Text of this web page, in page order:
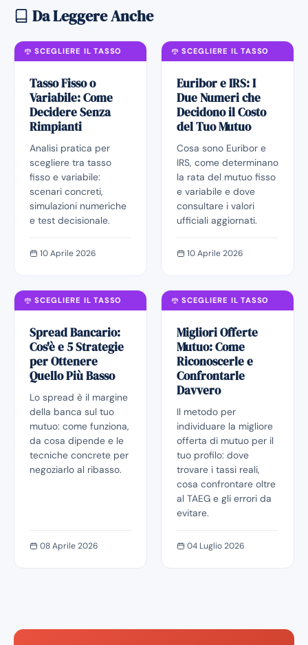
Da Leggere Anche
SCEGLIERE IL TASSO
Tasso Fisso o
Variabile: Come
Decidere Senza
Rimpianti
Analisi pratica per
scegliere tra tasso
fisso e variabile:
scenari concreti,
simulazioni numeriche
e test decisionale.
10 Aprile 2026
SCEGLIERE IL TASSO
Euribor e IRS: I
Due Numeri che
Decidono il Costo
del Tuo Mutuo
Cosa sono Euribor e
IRS, come determinano
la rata del mutuo fisso
e variabile e dove
consultare i valori
ufficiali aggiornati.
10 Aprile 2026
SCEGLIERE IL TASSO
Spread Bancario:
Cos'è e 5 Strategie
per Ottenere
Quello Più Basso
Lo spread è il margine
della banca sul tuo
mutuo: come funziona,
da cosa dipende e le
tecniche concrete per
negoziarlo al ribasso.
08 Aprile 2026
SCEGLIERE IL TASSO
Migliori Offerte
Mutuo: Come
Riconoscerle e
Confrontarle
Davvero
Il metodo per
individuare la migliore
offerta di mutuo per il
tuo profilo: dove
trovare i tassi reali,
cosa confrontare oltre
al TAEG e gli errori da
evitare.
04 Luglio 2026